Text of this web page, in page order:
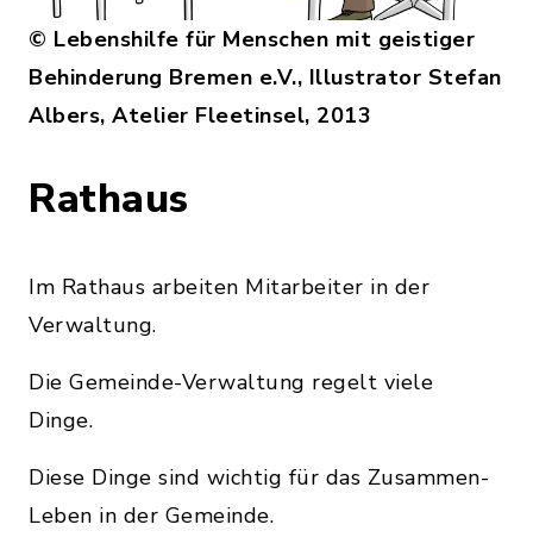
© Lebenshilfe für Menschen mit geistiger
Behinderung Bremen e.V., Illustrator Stefan
Albers, Atelier Fleetinsel, 2013
Rathaus
Im Rathaus arbeiten Mitarbeiter in der
Verwaltung.
Die Gemeinde-Verwaltung regelt viele
Dinge.
Diese Dinge sind wichtig für das Zusammen-
Leben in der Gemeinde.